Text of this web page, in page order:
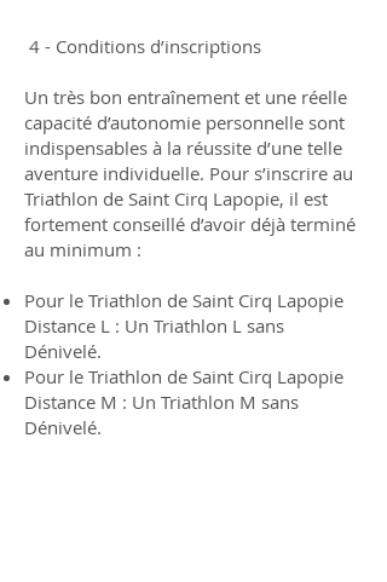
4 - Conditions d’inscriptions
Un très bon entraînement et une réelle
capacité d’autonomie personnelle sont
indispensables à la réussite d’une telle
aventure individuelle. Pour s’inscrire au
Triathlon de Saint Cirq Lapopie, il est
fortement conseillé d’avoir déjà terminé
au minimum :
Pour le Triathlon de Saint Cirq Lapopie
Distance L : Un Triathlon L sans
Dénivelé.
Pour le Triathlon de Saint Cirq Lapopie
Distance M : Un Triathlon M sans
Dénivelé.